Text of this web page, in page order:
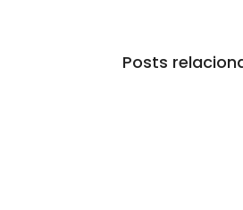
Posts